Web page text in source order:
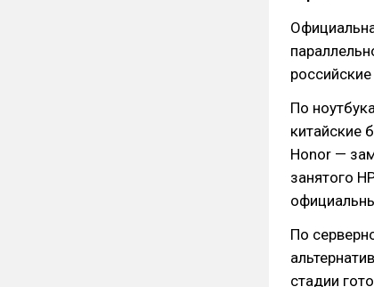
По
китайские
Honor —
занятого
По
стадии